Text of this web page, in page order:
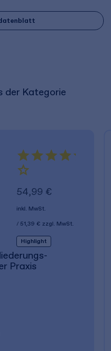
der Kategorie
54,99 €
inkl. MwSt.
51,39 € zzgl. MwSt.
Highlight
Praxis